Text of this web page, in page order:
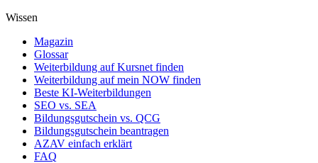
Wissen
Magazin
Glossar
Weiterbildung auf Kursnet finden
Weiterbildung auf mein NOW finden
Beste KI-Weiterbildungen
SEO vs. SEA
Bildungsgutschein vs. QCG
Bildungsgutschein beantragen
AZAV einfach erklärt
FAQ